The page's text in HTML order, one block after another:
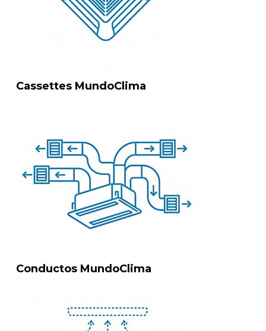
Cassettes MundoClima
Conductos MundoClima